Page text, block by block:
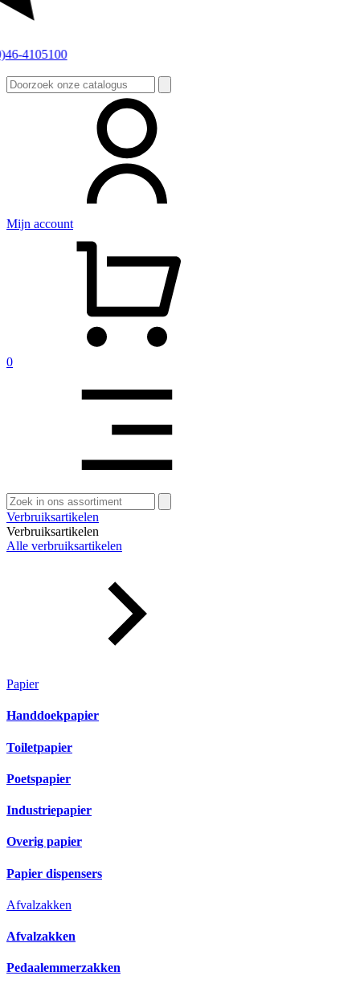
Zoeken
naar:
Mijn account
0
Zoeken
naar:
Verbruiksartikelen
Verbruiksartikelen
Alle verbruiksartikelen
Papier
Handdoekpapier
Toiletpapier
Poetspapier
Industriepapier
Overig papier
Papier dispensers
Afvalzakken
Afvalzakken
Pedaalemmerzakken